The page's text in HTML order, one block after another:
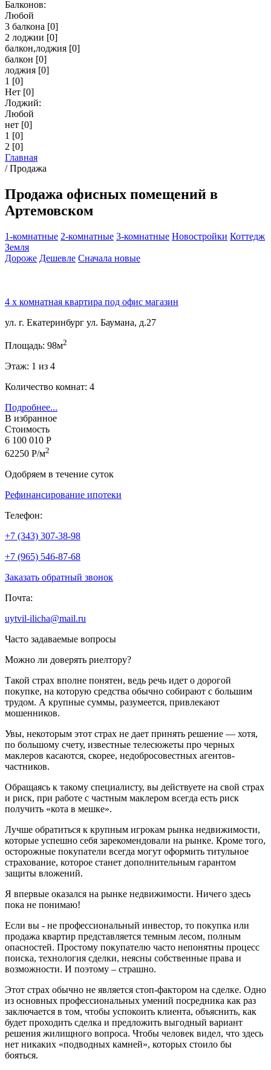
Балконов:
Любой
3 балкона [0]
2 лоджии [0]
балкон,лоджия [0]
балкон [0]
лоджия [0]
1 [0]
Нет [0]
Лоджий:
Любой
нет [0]
1 [0]
2 [0]
Главная
/Продажа
Продажа офисных помещений в
Артемовском
1-комнатные 2-комнатные 3-комнатные Новостройки Коттедж
Земля
Дороже Дешевле Сначала новые
4 х комнатная квартира под офис магазин
ул. г. Екатеринбург ул. Баумана, д.27
Площадь: 98м2
Этаж: 1 из 4
Количество комнат: 4
Подробнее...
В избранное
Стоимость
6 100 010 Р
62250 Р/м2
Одобряем в течение суток
Рефинансирование ипотеки
Телефон:
+7 (343) 307-38-98
+7 (965) 546-87-68
Заказать обратный звонок
Почта:
uytvil-ilicha@mail.ru
Часто задаваемые вопросы
Можно ли доверять риелтору?
Такой страх вполне понятен, ведь речь идет о дорогой
покупке, на которую средства обычно собирают с большим
трудом. А крупные суммы, разумеется, привлекают
мошенников.
Увы, некоторым этот страх не дает принять решение — хотя,
по большому счету, известные телесюжеты про черных
маклеров касаются, скорее, недобросовестных агентов-
частников.
Обращаясь к такому специалисту, вы действуете на свой страх
и риск, при работе с частным маклером всегда есть риск
получить «кота в мешке».
Лучше обратиться к крупным игрокам рынка недвижимости,
которые успешно себя зарекомендовали на рынке. Кроме того,
осторожные покупатели всегда могут оформить титульное
страхование, которое станет дополнительным гарантом
защиты вложений.
Я впервые оказался на рынке недвижимости. Ничего здесь
пока не понимаю!
Если вы - не профессиональный инвестор, то покупка или
продажа квартир представляется темным лесом, полным
опасностей. Простому покупателю часто непонятны процесс
поиска, технология сделки, неясны собственные права и
возможности. И поэтому – страшно.
Этот страх обычно не является стоп-фактором на сделке. Одно
из основных профессиональных умений посредника как раз
заключается в том, чтобы успокоить клиента, объяснить, как
будет проходить сделка и предложить выгодный вариант
решения жилищного вопроса. Чтобы человек видел, что здесь
нет никаких «подводных камней», которых стоило бы
бояться.